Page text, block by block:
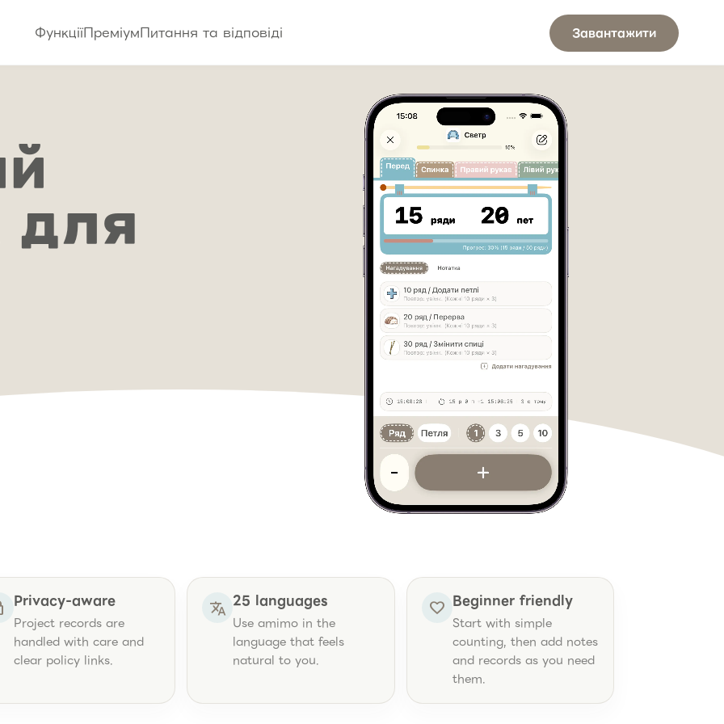
ФункціїПреміумПитання та відповіді Завантажити
для
confidence
Privacy-aware
Project records are
handled with care and
clear policy links.
translate 25 languages
Use amimo in the
language that feels
natural to you.
favorite Beginner friendly
Start with simple
counting, then add notes
and records as you need
them.